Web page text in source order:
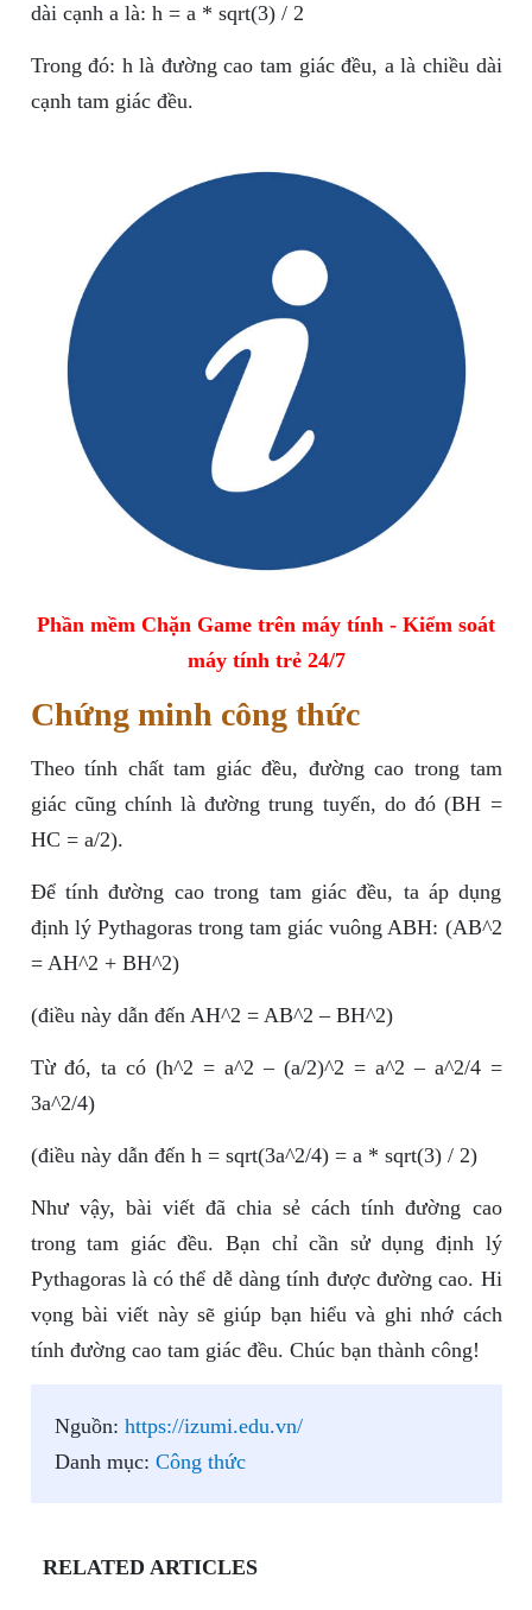
dài cạnh a là: h = a * sqrt(3) / 2
Trong đó: h là đường cao tam giác đều, a là chiều dài
cạnh tam giác đều.
Phần mềm Chặn Game trên máy tính - Kiểm soát
máy tính trẻ 24/7
Chứng minh công thức
Theo tính chất tam giác đều, đường cao trong tam
giác cũng chính là đường trung tuyến, do đó (BH =
HC = a/2).
Để tính đường cao trong tam giác đều, ta áp dụng
định lý Pythagoras trong tam giác vuông ABH: (AB^2
= AH^2 + BH^2)
(điều này dẫn đến AH^2 = AB^2 – BH^2)
Từ đó, ta có (h^2 = a^2 – (a/2)^2 = a^2 – a^2/4 =
3a^2/4)
(điều này dẫn đến h = sqrt(3a^2/4) = a * sqrt(3) / 2)
Như vậy, bài viết đã chia sẻ cách tính đường cao
trong tam giác đều. Bạn chỉ cần sử dụng định lý
Pythagoras là có thể dễ dàng tính được đường cao. Hi
vọng bài viết này sẽ giúp bạn hiểu và ghi nhớ cách
tính đường cao tam giác đều. Chúc bạn thành công!
Nguồn: https://izumi.edu.vn/
Danh mục: Công thức
RELATED ARTICLES